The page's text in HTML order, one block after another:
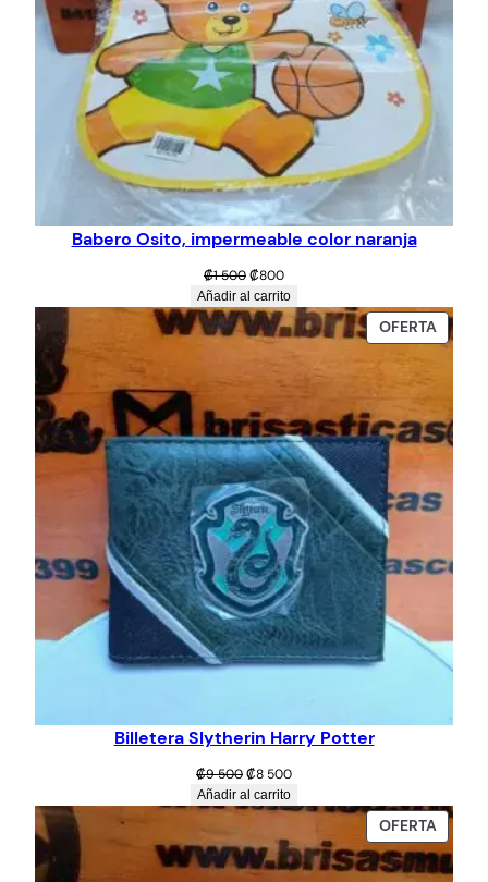
Babero Osito, impermeable color naranja
₡1 500El
precio
original
era:
500.
₡800El
precio
actual
es:
₡800.
Añadir al carrito
OFERTA
EN
Billetera Slytherin Harry Potter
₡9 500El
precio
original
₡9
500.
₡8 500El
actual
₡8
500.
Añadir al carrito
OFERTA
EN